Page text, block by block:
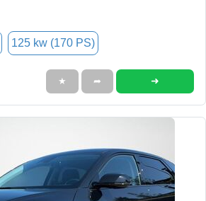
125 kw (170 PS)
★ ➦ ➜